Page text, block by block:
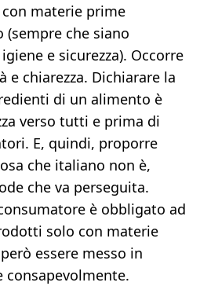
materie prime
che siano
e sicurezza). Occorre
e chiarezza. Dichiarare la
di un alimento è
verso tutti e prima di
E, quindi, proporre
che italiano non è,
che va perseguita.
è obbligato ad
solo con materie
essere messo in
consapevolmente.